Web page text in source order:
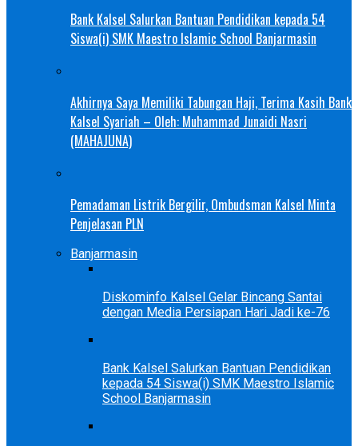
Bank Kalsel Salurkan Bantuan Pendidikan kepada 54
Siswa(i) SMK Maestro Islamic School Banjarmasin
Akhirnya Saya Memiliki Tabungan Haji, Terima Kasih Bank
Kalsel Syariah – Oleh: Muhammad Junaidi Nasri
(MAHAJUNA)
Pemadaman Listrik Bergilir, Ombudsman Kalsel Minta
Penjelasan PLN
Banjarmasin
Diskominfo Kalsel Gelar Bincang Santai
dengan Media Persiapan Hari Jadi ke-76
Bank Kalsel Salurkan Bantuan Pendidikan
kepada 54 Siswa(i) SMK Maestro Islamic
School Banjarmasin